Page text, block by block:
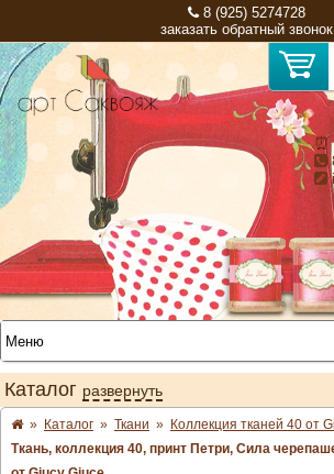
8 (925) 5274728
заказать обратный звонок
⏰
Каталог развернуть
» Каталог » Ткани » Коллекция тканей 40 от
Ткань, коллекция 40, принт Петри, Сила